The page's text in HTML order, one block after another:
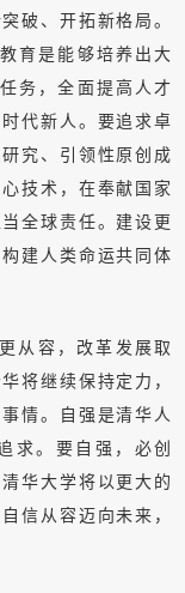
破、开拓新格局。
育是能够培养出大
务，全面提高人才
代新人。要追求卓
究、引领性原创成
技术，在奉献国家
全球责任。建设更
建人类命运共同体
从容，改革发展取
将继续保持定力，
情。自强是清华人
求。要自强，必创
华大学将以更大的
信从容迈向未来，